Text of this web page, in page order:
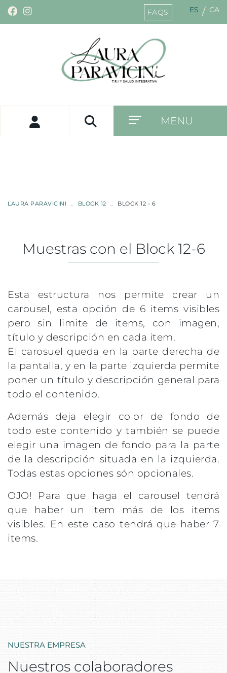
FAQS ES / CA
MENU
LAURA PARAVICINI BLOCK 12 BLOCK 12 - 6
Muestras con el Block 12-6
Esta estructura nos permite crear un
carousel, esta opción de 6 items visibles
pero sin limite de items, con imagen,
título y descripción en cada item.
El carosuel queda en la parte derecha de
la pantalla, y en la parte izquierda permite
poner un título y descripción general para
todo el contenido.
Además deja elegir color de fondo de
todo este contenido y también se puede
elegir una imagen de fondo para la parte
de la descripción situada en la izquierda.
Todas estas opciones són opcionales.
OJO! Para que haga el carousel tendrá
que haber un item más de los items
visibles. En este caso tendrá que haber 7
items.
NUESTRA EMPRESA
Nuestros colaboradores